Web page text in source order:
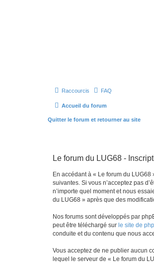
Raccourcis FAQ
Accueil du forum
Quitter le forum et retourner au site
Le forum du LUG68 -
En accédant à « Le forum du
suivantes. Si vous n’acceptez pas
n’importe quel moment et nous
du LUG68 » après que des
Nos forums sont développés par
peut être téléchargé sur le site de
conduite et du contenu que nous
Vous acceptez de ne publier aucun
lequel le serveur de « Le forum du